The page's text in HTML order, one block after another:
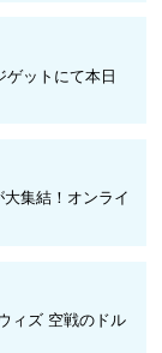
ゲットにて本日
集結！オンライ
ィズ 空戦のドル